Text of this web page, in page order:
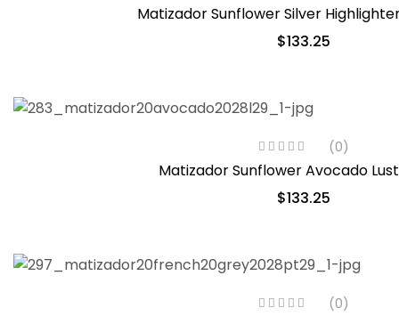
$133.25
(0)
Matizador Sunflower Avocado
$133.25
(0)